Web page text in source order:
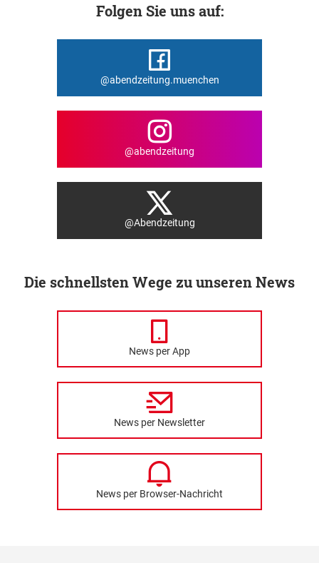
Folgen Sie uns auf:
@abendzeitung.muenchen
@abendzeitung
@Abendzeitung
Die schnellsten Wege zu unseren News
News per App
News per Newsletter
News per Browser-Nachricht